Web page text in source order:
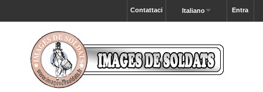
Entra
Italiano
Contattaci